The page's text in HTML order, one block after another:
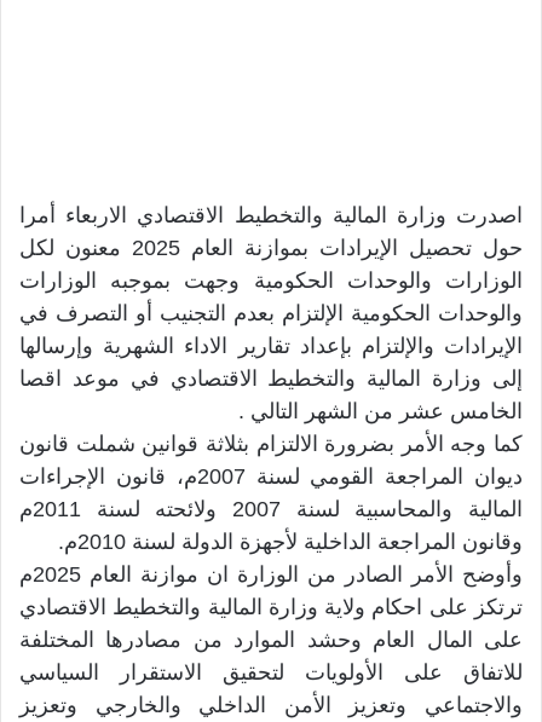
اصدرت وزارة المالية والتخطيط الاقتصادي الاربعاء أمرا
حول تحصيل الإيرادات بموازنة العام 2025 معنون لكل
الوزارات والوحدات الحكومية وجهت بموجبه الوزارات
والوحدات الحكومية الإلتزام بعدم التجنيب أو التصرف في
الإيرادات والإلتزام بإعداد تقارير الاداء الشهرية وإرسالها
إلى وزارة المالية والتخطيط الاقتصادي في موعد اقصا
الخامس عشر من الشهر التالي .
كما وجه الأمر بضرورة الالتزام بثلاثة قوانين شملت قانون
ديوان المراجعة القومي لسنة 2007م، قانون الإجراءات
المالية والمحاسبية لسنة 2007 ولائحته لسنة 2011م
وقانون المراجعة الداخلية لأجهزة الدولة لسنة 2010م.
وأوضح الأمر الصادر من الوزارة ان موازنة العام 2025م
ترتكز على احكام ولاية وزارة المالية والتخطيط الاقتصادي
على المال العام وحشد الموارد من مصادرها المختلفة
للاتفاق على الأولويات لتحقيق الاستقرار السياسي
والاجتماعي وتعزيز الأمن الداخلي والخارجي وتعزيز